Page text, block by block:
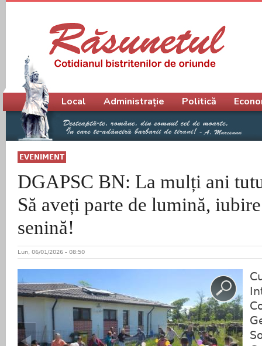
EVENIMENT
DGAPSC BN: La mulți ani
Să aveți parte de lumină,
senină!
Lun, 06/01/2026 - 08:50
Meniu principal
Local Administrație Politică